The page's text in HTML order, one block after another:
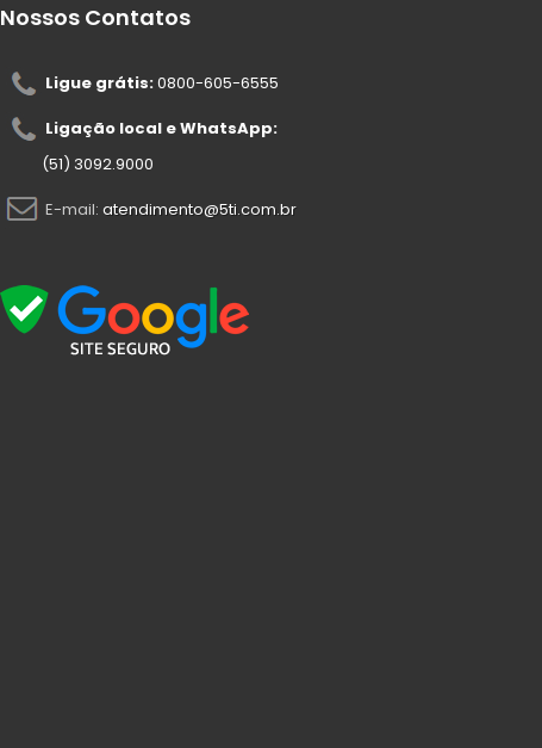
Nossos Contatos
Ligue grátis:0800-605-6555
Ligação local e WhatsApp:
(51) 3092.9000
E-mail: atendimento@5ti.com.br